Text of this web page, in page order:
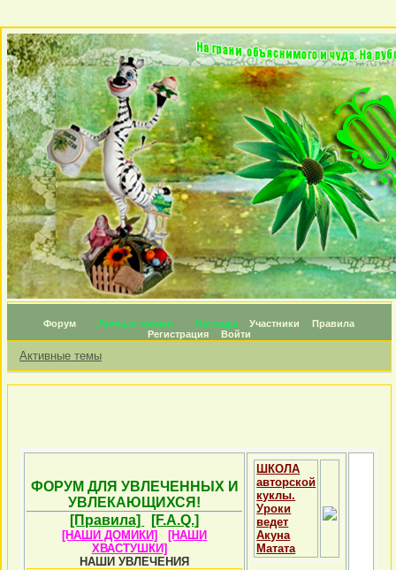
Форум Личные топики Награды Участники
Правила
Регистрация
Войти
Активные темы
ФОРУМ ДЛЯ УВЛЕЧЕННЫХ И
УВЛЕКАЮЩИХСЯ!
[Правила]
[F.A.Q.]
[НАШИ ДОМИКИ]
[НАШИ
ХВАСТУШКИ]
НАШИ УВЛЕЧЕНИЯ
ШКОЛА
авторской
куклы.
Уроки
ведет
Акуна
Матата